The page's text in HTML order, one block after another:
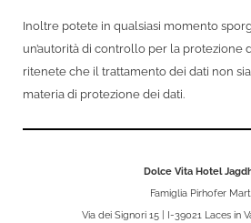
Inoltre potete in qualsiasi momento
un’autorità di controllo per la protezione
ritenete che il trattamento dei dati non
materia di protezione dei dati.
Dolce Vita Hotel
Famiglia Pirhofer
Via dei Signori 15 | I-39021 Laces in